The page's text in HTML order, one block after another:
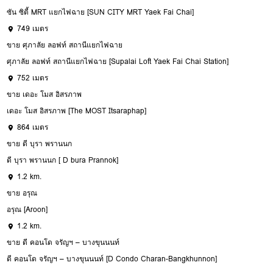
ซัน ซิตี้ MRT แยกไฟฉาย [SUN CITY MRT Yaek Fai Chai]
749 เมตร
ขาย ศุภาลัย ลอฟท์ สถานีแยกไฟฉาย
ศุภาลัย ลอฟท์ สถานีแยกไฟฉาย [Supalai Loft Yaek Fai Chai Station]
752 เมตร
ขาย เดอะ โมส อิสรภาพ
เดอะ โมส อิสรภาพ [The MOST Itsaraphap]
864 เมตร
ขาย ดี บุรา พรานนก
ดี บุรา พรานนก [ D bura Prannok]
1.2 km.
ขาย อรุณ
อรุณ [Aroon]
1.2 km.
ขาย ดี คอนโด จรัญฯ – บางขุนนนท์
ดี คอนโด จรัญฯ – บางขุนนนท์ [D Condo Charan-Bangkhunnon]